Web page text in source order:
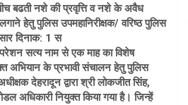
बढती नशे की प्रवृत्ति व नशे के अवैध
हेतु पुलिस उपमहानिरीक्षक/ वरिष्ठ पुलिस
दिनाक: 1 स
सत्य नाम से एक माह का विशेष
अभियान के प्रभावी संचालन हेतु पुलिस
देहरादून द्वारा श्री लोकजीत सिंह,
अधिकारी नियुक्त किया गया है। जिन्हें